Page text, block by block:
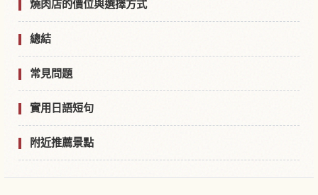
燒肉店的價位與選擇方式
總結
常見問題
實用日語短句
附近推薦景點